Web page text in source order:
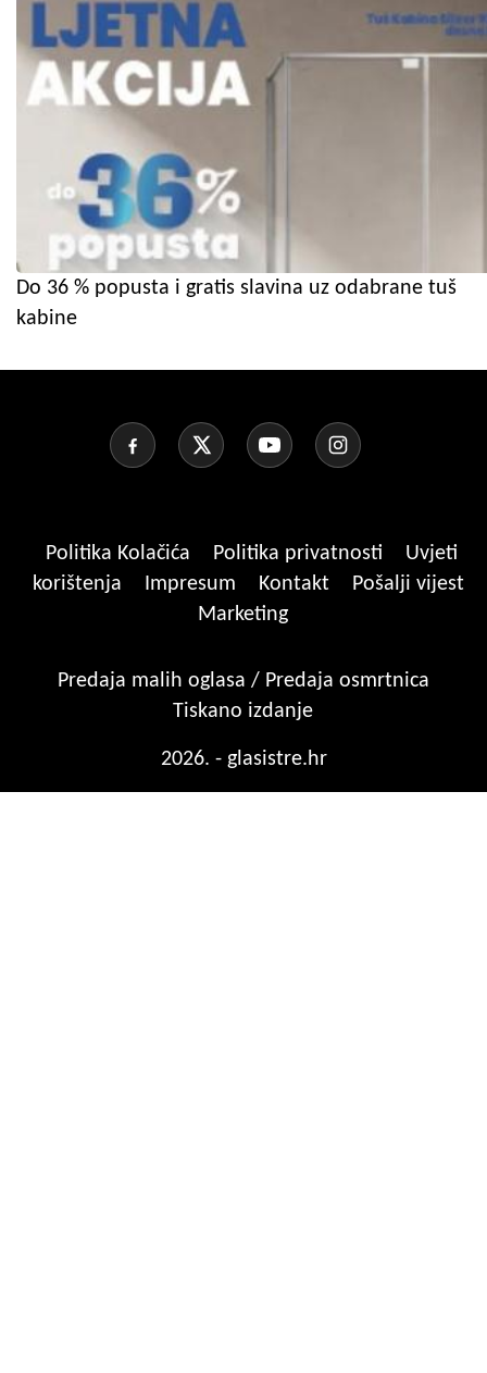
Do 36 % popusta i gratis slavina uz odabrane tuš
kabine
Politika Kolačića Politika privatnosti
Uvjeti
korištenja
Impresum Kontakt
Pošalji vijest
Marketing
Predaja malih oglasa / Predaja osmrtnica
Tiskano izdanje
2026. - glasistre.hr